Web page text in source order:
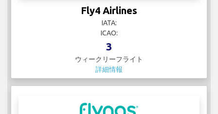
Fly4 Airlines
IATA:
ICAO:
3
ウィークリーフライト
詳細情報